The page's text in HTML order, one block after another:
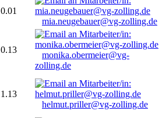
0.01
mia.neugebauer@vg-zolling.de
0.13
monika.obermeier@vg-
zolling.de
1.13
helmut.priller@vg-zolling.de